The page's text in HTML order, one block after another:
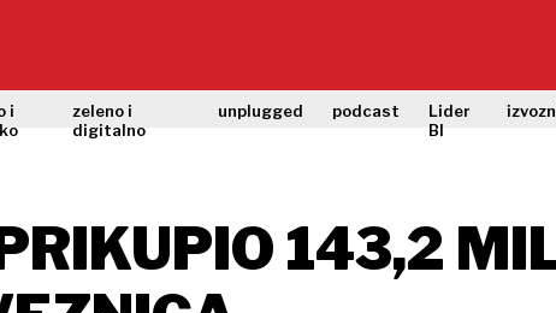
i
zeleno i
digitalno
unplugged podcast
Lider
BI
143,2